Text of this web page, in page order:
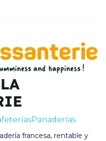
Panaderías
francesa, rentable y